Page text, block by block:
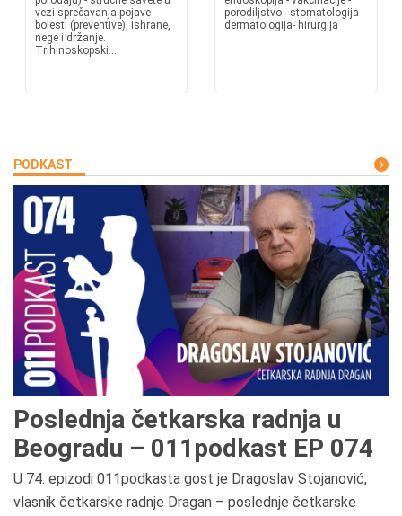
vezi sprečavanja pojave
bolesti (preventive), ishrane,
nege i držanje.
Trihinoskopski...
porodiljstvo - stomatologija-
dermatologija- hirurgija
PODKAST
Poslednja četkarska radnja u
Beogradu – 011podkast EP 074
U 74. epizodi 011podkasta gost je Dragoslav Stojanović,
vlasnik četkarske radnje Dragan – poslednje četkarske